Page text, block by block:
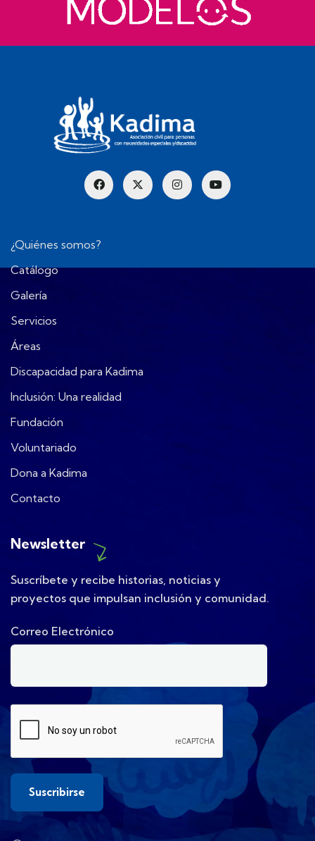
¿Quiénes somos?
Catálogo
Galería
Servicios
Áreas
Discapacidad para Kadima
Inclusión: Una realidad
Fundación
Voluntariado
Dona a Kadima
Contacto
Newsletter
Suscríbete y recibe historias, noticias y
proyectos que impulsan inclusión y comunidad.
Correo Electrónico